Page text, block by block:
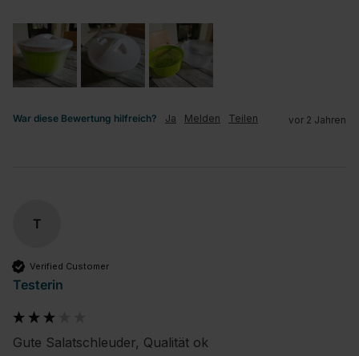
War diese Bewertung hilfreich? Ja Melden Teilen vor 2 Jahren
T
Verified Customer
Testerin
Gute Salatschleuder, Qualität ok